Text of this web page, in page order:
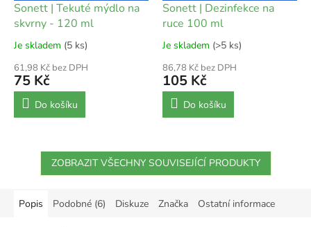
Sonett | Tekuté mýdlo na
skvrny - 120 ml
Je skladem (5 ks)
61,98 Kč bez DPH
75 Kč
Do košíku
Sonett | Dezinfekce na
ruce 100 ml
Je skladem (>5 ks)
86,78 Kč bez DPH
105 Kč
Do košíku
ZOBRAZIT VŠECHNY SOUVISEJÍCÍ PRODUKTY
Popis Podobné (6) Diskuze Značka Ostatní informace